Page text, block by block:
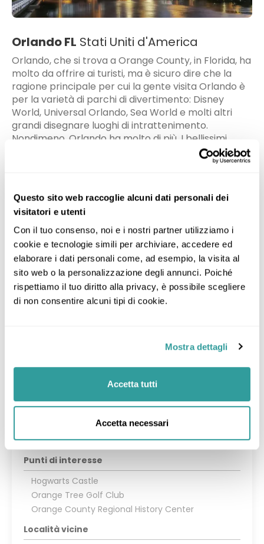
Questo sito web raccoglie alcuni dati personali dei
visitatori e utenti
Con il tuo consenso, noi e i nostri partner utilizziamo i
cookie e tecnologie simili per archiviare, accedere ed
elaborare i dati personali come, ad esempio, la visita al
sito web o la personalizzazione degli annunci. Poiché
rispettiamo il tuo diritto alla privacy, è possibile scegliere
di non consentire alcuni tipi di cookie.
Mostra dettagli
Accetta tutti
Accetta necessari
Orlando FL Stati Uniti d'America
Orlando, che si trova a Orange County, in Florida, ha
molto da offrire ai turisti, ma è sicuro dire che la
ragione principale per cui la gente visita Orlando è
per la varietà di parchi di divertimento: Disney
World, Universal Orlando, Sea World e molti altri
grandi disegnare luoghi di intrattenimento.
Nondimeno, Orlando ha molto di più. I bellissimi
quartieri alberati, una scenografica scena di
spettacoli e vari giardini eccellenti, riserve naturali e
tema. Se la vita a l'aria aperta è la tua passione,
puoi nuotare o andare in canoa al Wekiwa Springs
State Park o in una delle tante altre sorgenti
scintillanti della zona. Se i musei sono la tua
passione, ci sono molte e varie opzioni come il
Charles Hosmer Morse Museum of American Art
con la sua vasta collezione di vetro Tiffany, o
l'Orlando Science Center, con centinaia di mostre
interattive per i visitatori di tutte le età. La città ha
praticamente tutto quello che vuoi. Il centro della
poche parole, Orlando è davvero una città molto
Aeroporto consigliato
Orlando Intl (MCO)
Punti di interesse
Hogwarts Castle
Orange Tree Golf Club
Orange County Regional History Center
Località vicine